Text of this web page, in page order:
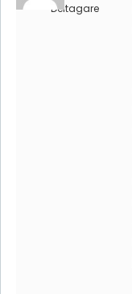
Deltagare